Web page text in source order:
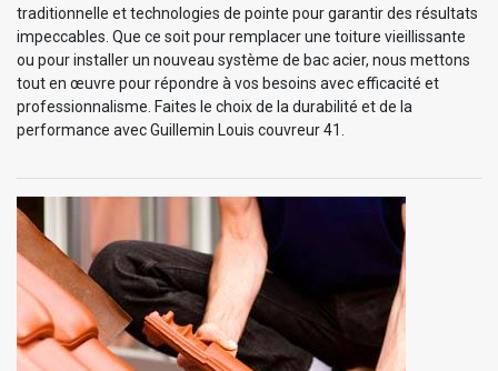
traditionnelle et technologies de pointe pour garantir des résultats
impeccables. Que ce soit pour remplacer une toiture vieillissante
ou pour installer un nouveau système de bac acier, nous mettons
tout en œuvre pour répondre à vos besoins avec efficacité et
professionnalisme. Faites le choix de la durabilité et de la
performance avec Guillemin Louis couvreur 41.